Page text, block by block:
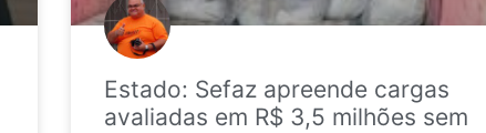
Estado: Sefaz apreende cargas
avaliadas em R$ 3,5 milhões sem